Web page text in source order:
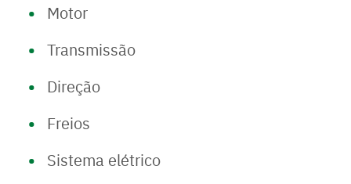
Motor
Transmissão
Direção
Freios
Sistema elétrico